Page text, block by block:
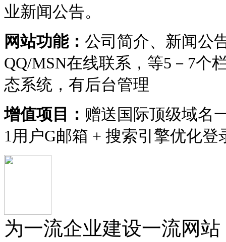
业新闻公告。
网站功能： 公司简介、新闻公
QQ/MSN在线联系，等5－7个
态系统，有后台管理
增值项目： 赠送国际顶级域名
1用户G邮箱 + 搜索引擎优化登
为一流企业建设一流网站